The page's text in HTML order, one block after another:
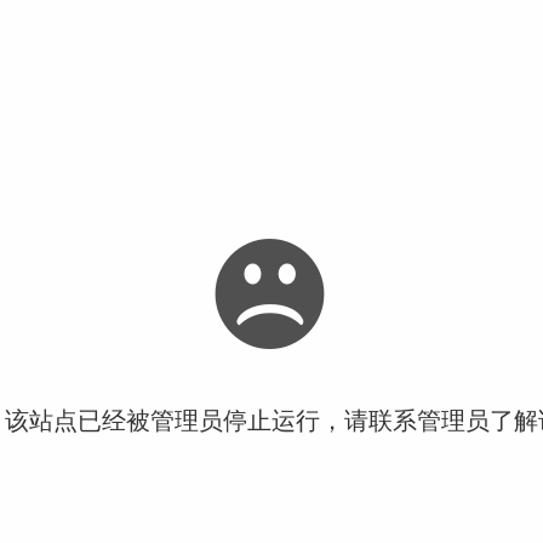
站点已经被管理员停止运行，请联系管理员了